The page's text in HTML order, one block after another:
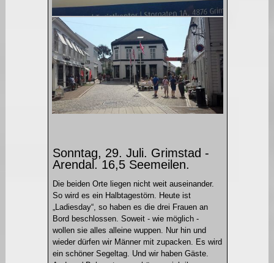
Sonntag, 29. Juli. Grimstad -
Arendal. 16,5 Seemeilen.
Die beiden Orte liegen nicht weit auseinander.
So wird es ein Halbtagestörn. Heute ist
„Ladiesday“, so haben es die drei Frauen an
Bord beschlossen. Soweit - wie möglich -
wollen sie alles alleine wuppen. Nur hin und
wieder dürfen wir Männer mit zupacken. Es wird
ein schöner Segeltag. Und wir haben Gäste.